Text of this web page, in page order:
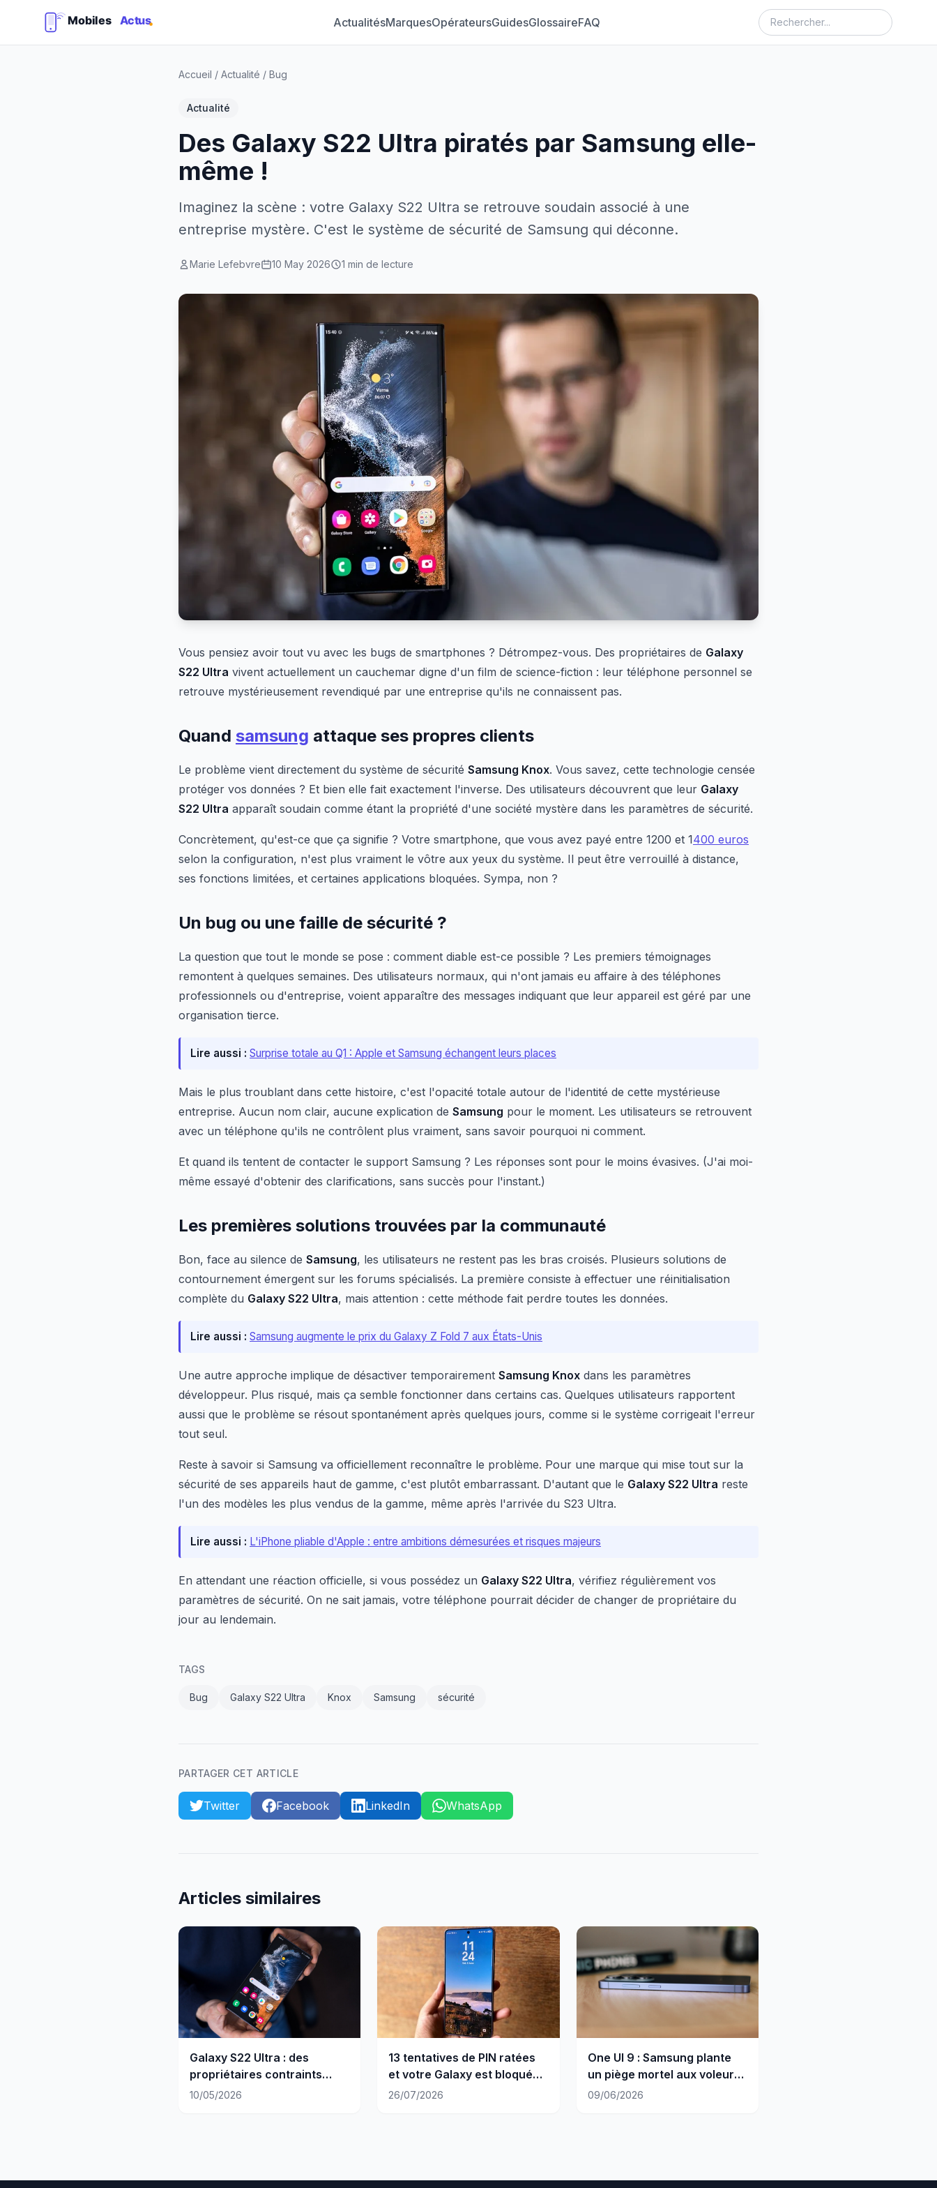
ActualitésMarquesOpérateursGuidesGlossaireFAQ
Accueil / Actualité / Bug
Actualité
Des Galaxy S22 Ultra piratés par Samsung elle-
même !
Imaginez la scène : votre Galaxy S22 Ultra se retrouve soudain associé à une
entreprise mystère. C'est le système de sécurité de Samsung qui déconne.
Marie Lefebvre 10 May 2026 1 min de lecture
Vous pensiez avoir tout vu avec les bugs de smartphones ? Détrompez-vous. Des propriétaires de Galaxy
S22 Ultra vivent actuellement un cauchemar digne d'un film de science-fiction : leur téléphone personnel se
retrouve mystérieusement revendiqué par une entreprise qu'ils ne connaissent pas.
Quand samsung attaque ses propres clients
Le problème vient directement du système de sécurité Samsung Knox. Vous savez, cette technologie censée
protéger vos données ? Et bien elle fait exactement l'inverse. Des utilisateurs découvrent que leur Galaxy
S22 Ultra apparaît soudain comme étant la propriété d'une société mystère dans les paramètres de sécurité.
Concrètement, qu'est-ce que ça signifie ? Votre smartphone, que vous avez payé entre 1200 et 1400 euros
selon la configuration, n'est plus vraiment le vôtre aux yeux du système. Il peut être verrouillé à distance,
ses fonctions limitées, et certaines applications bloquées. Sympa, non ?
Un bug ou une faille de sécurité ?
La question que tout le monde se pose : comment diable est-ce possible ? Les premiers témoignages
remontent à quelques semaines. Des utilisateurs normaux, qui n'ont jamais eu affaire à des téléphones
professionnels ou d'entreprise, voient apparaître des messages indiquant que leur appareil est géré par une
organisation tierce.
Lire aussi : Surprise totale au Q1 : Apple et Samsung échangent leurs places
Mais le plus troublant dans cette histoire, c'est l'opacité totale autour de l'identité de cette mystérieuse
entreprise. Aucun nom clair, aucune explication de Samsung pour le moment. Les utilisateurs se retrouvent
avec un téléphone qu'ils ne contrôlent plus vraiment, sans savoir pourquoi ni comment.
Et quand ils tentent de contacter le support Samsung ? Les réponses sont pour le moins évasives. (J'ai moi-
même essayé d'obtenir des clarifications, sans succès pour l'instant.)
Les premières solutions trouvées par la communauté
Bon, face au silence de Samsung, les utilisateurs ne restent pas les bras croisés. Plusieurs solutions de
contournement émergent sur les forums spécialisés. La première consiste à effectuer une réinitialisation
complète du Galaxy S22 Ultra, mais attention : cette méthode fait perdre toutes les données.
Lire aussi : Samsung augmente le prix du Galaxy Z Fold 7 aux États-Unis
Une autre approche implique de désactiver temporairement Samsung Knox dans les paramètres
développeur. Plus risqué, mais ça semble fonctionner dans certains cas. Quelques utilisateurs rapportent
aussi que le problème se résout spontanément après quelques jours, comme si le système corrigeait l'erreur
tout seul.
Reste à savoir si Samsung va officiellement reconnaître le problème. Pour une marque qui mise tout sur la
sécurité de ses appareils haut de gamme, c'est plutôt embarrassant. D'autant que le Galaxy S22 Ultra reste
l'un des modèles les plus vendus de la gamme, même après l'arrivée du S23 Ultra.
Lire aussi : L'iPhone pliable d'Apple : entre ambitions démesurées et risques majeurs
En attendant une réaction officielle, si vous possédez un Galaxy S22 Ultra, vérifiez régulièrement vos
paramètres de sécurité. On ne sait jamais, votre téléphone pourrait décider de changer de propriétaire du
jour au lendemain.
TAGS
Bug Galaxy S22 Ultra Knox Samsung sécurité
PARTAGER CET ARTICLE
Twitter Facebook LinkedIn WhatsApp
Articles similaires
Galaxy S22 Ultra : des
propriétaires contraints
d'abandonner leur
10/05/2026
13 tentatives de PIN ratées
et votre Galaxy est bloqué
définitivement
26/07/2026
One UI 9 : Samsung plante
un piège mortel aux voleurs
de téléphones
09/06/2026